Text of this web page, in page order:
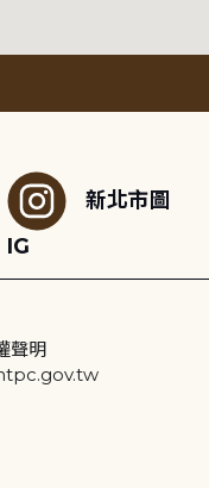
新北市圖
IG
聲明